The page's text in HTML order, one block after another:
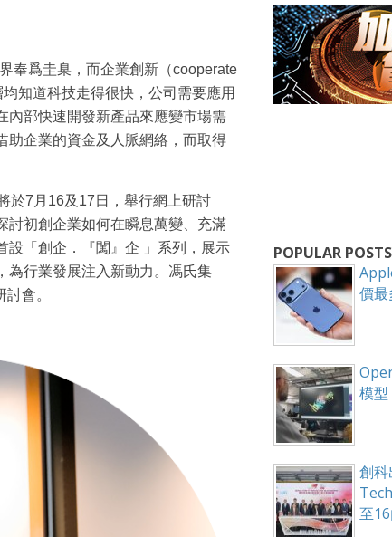
奉爲圭臬，而企業創新（cooperate
知道科技走得很快，公司需要應用
內部快速開發新產品來應變市場需
助企業的資金及人脈網絡，而取得
於7月16及17日，舉行網上研討
討初創企業如何在瞬息萬變、充滿
設「創企．『闖』企 」系列，展示
為行業發展注入新動力。馮氏集
會。
POPULAR POSTS
價
模型
創
至
EJ Tech 會員
訊（附創業懶人包），直達郵箱！